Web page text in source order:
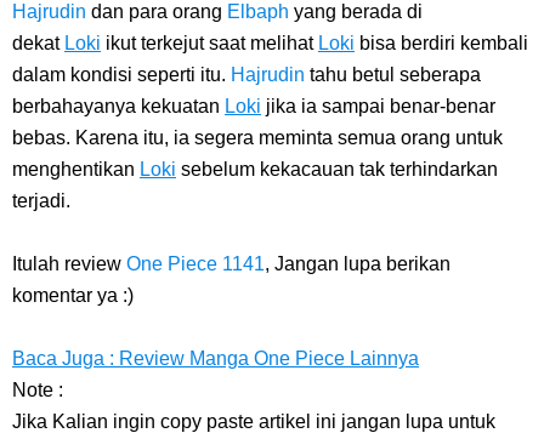
Hajrudin dan para orang Elbaph yang berada di
dekat Loki ikut terkejut saat melihat Loki bisa berdiri kembali
dalam kondisi seperti itu. Hajrudin tahu betul seberapa
berbahayanya kekuatan Loki jika ia sampai benar-benar
bebas. Karena itu, ia segera meminta semua orang untuk
menghentikan Loki sebelum kekacauan tak terhindarkan
terjadi.
Itulah review One Piece 1141, Jangan lupa berikan
komentar ya :)
Baca Juga : Review Manga One Piece Lainnya
Note :
Jika Kalian ingin copy paste artikel ini jangan lupa untuk